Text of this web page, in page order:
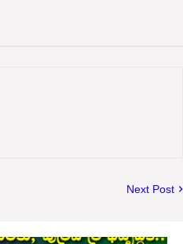
Next Post